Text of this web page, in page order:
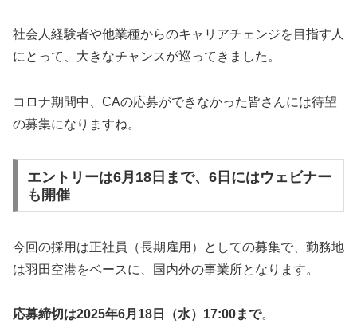
社会人経験者や他業種からのキャリアチェンジを目指す人
にとって、大きなチャンスが巡ってきました。
コロナ期間中、CAの応募ができなかった皆さんには待望
の募集になりますね。
エントリーは6月18日まで、6日にはウェビナー
も開催
今回の採用は正社員（長期雇用）としての募集で、勤務地
は羽田空港をベースに、国内外の事業所となります。
応募締切は2025年6月18日（水）17:00まで。